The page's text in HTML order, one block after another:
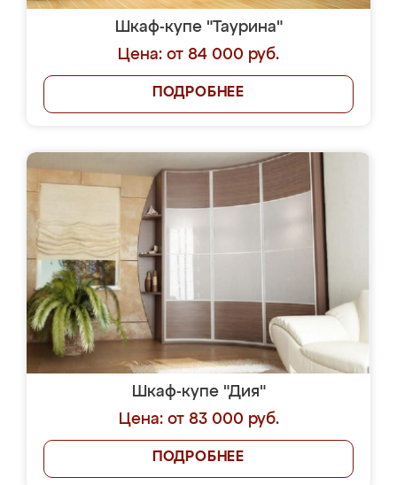
Шкаф-купе "Таурина"
Цена: от 84 000 руб.
ПОДРОБНЕЕ
Шкаф-купе "Дия"
Цена: от 83 000 руб.
ПОДРОБНЕЕ